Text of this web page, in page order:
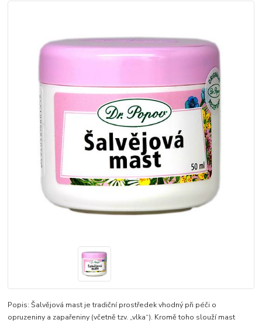
Popis: Šalvějová mast je tradiční prostředek vhodný při péči o
opruzeniny a zapařeniny (včetně tzv. „vlka“). Kromě toho slouží mast